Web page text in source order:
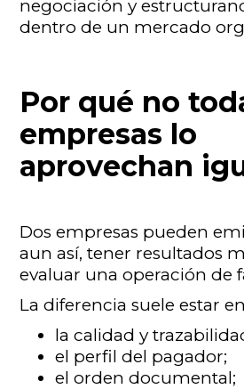
negociación y
dentro de un mercado
Por qué no
empresas lo
aprovechan
Dos empresas pueden
aun así, tener resultados
evaluar una operación de
La diferencia suele estar
la calidad y
el perfil del pagador;
el orden documental;